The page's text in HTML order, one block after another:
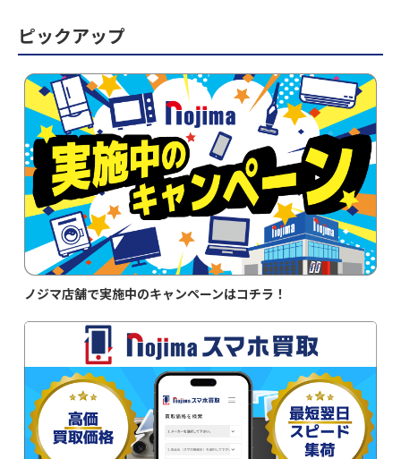
ピックアップ
ノジマ店舗で実施中のキャンペーンはコチラ！